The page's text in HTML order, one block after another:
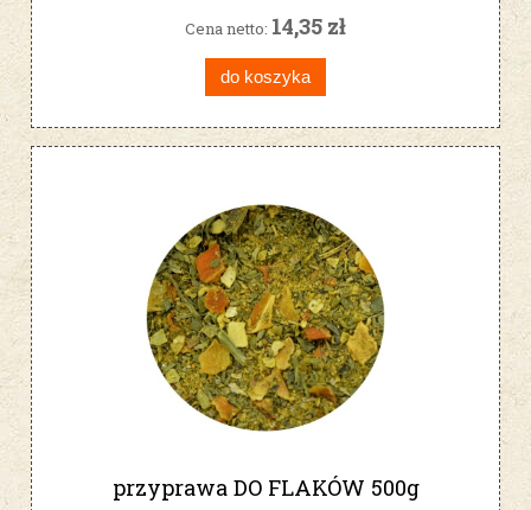
Cena netto: 14,35 zł
do koszyka
przyprawa DO FLAKÓW 500g